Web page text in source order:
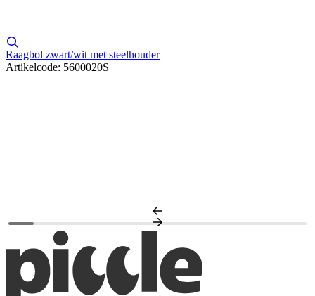
Raagbol zwart/wit met steelhouder
Artikelcode: 5600020S